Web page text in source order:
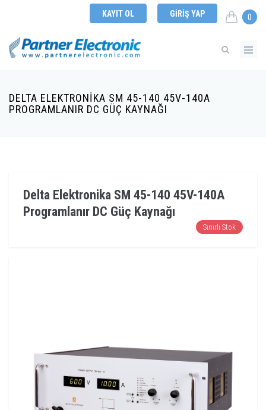
KAYIT OL GIRIŞ YAP 0
DELTA ELEKTRONIKA SM 45-140 45V-140A
PROGRAMLANIR DC GÜÇ KAYNAĞI
Delta Elektronika SM 45-140 45V-140A
Programlanır DC Güç Kaynağı
Sınırlı Stok